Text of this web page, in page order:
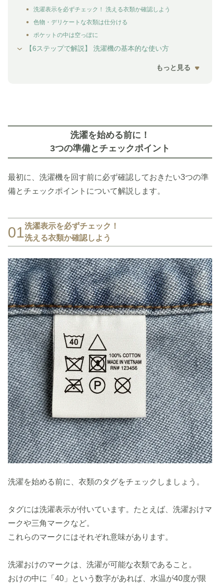
洗濯表示を必ずチェック！ 洗える衣類か確認しよう
色物・デリケートな衣類は仕分ける
ポケットの中は空っぽに
【6ステップで解説】 洗濯機の基本的な使い方
もっと見る
洗濯を始める前に！
3つの準備とチェックポイント
最初に、洗濯機を回す前に必ず確認しておきたい3つの準
備とチェックポイントについて解説します。
01洗濯表示を必ずチェック！
洗える衣類か確認しよう
洗濯を始める前に、衣類のタグをチェックしましょう。
タグには洗濯表示が付いています。たとえば、洗濯おけマ
ークや三角マークなど。
これらのマークにはそれぞれ意味があります。
洗濯おけのマークは、洗濯が可能な衣類であること。
おけの中に「40」という数字があれば、水温が40度が限